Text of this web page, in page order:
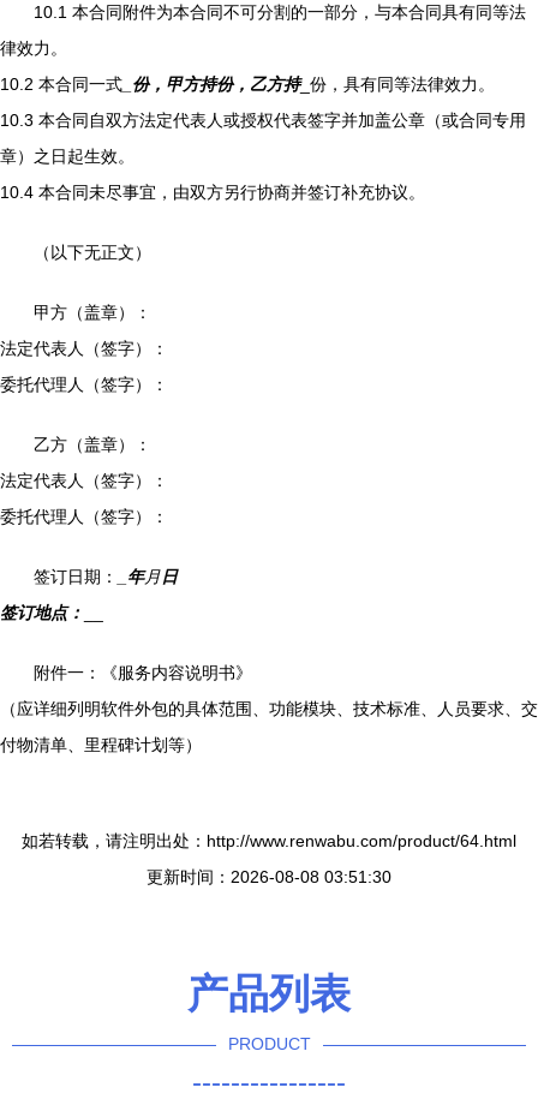
10.1 本合同附件为本合同不可分割的一部分，与本合同具有同等法
律效力。
10.2 本合同一式 _份，甲方持份，乙方持_份，具有同等法律效力。
10.3 本合同自双方法定代表人或授权代表签字并加盖公章（或合同专用
章）之日起生效。
10.4 本合同未尽事宜，由双方另行协商并签订补充协议。
（以下无正文）
甲方（盖章）：
法定代表人（签字）：
委托代理人（签字）：
乙方（盖章）：
法定代表人（签字）：
委托代理人（签字）：
签订日期： _年月日
签订地点：
附件一：《服务内容说明书》
（应详细列明软件外包的具体范围、功能模块、技术标准、人员要求、交
付物清单、里程碑计划等）
如若转载，请注明出处：http://www.renwabu.com/product/64.html
更新时间：2026-08-08 03:51:30
产品列表
PRODUCT
----------------